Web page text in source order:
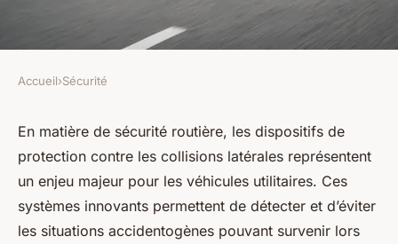
Quels sont les meilleurs
dispositifs de protection
contre les collisions latérales
pour les véhicules utilitaires?
Accueil›Sécurité
En matière de sécurité routière, les dispositifs de
protection contre les collisions latérales représentent
un enjeu majeur pour les véhicules utilitaires. Ces
systèmes innovants permettent de détecter et d’éviter
les situations accidentogènes pouvant survenir lors